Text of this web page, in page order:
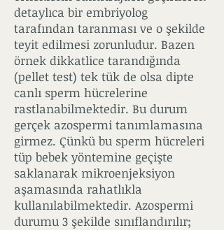
detaylıca bir embriyolog
tarafından taranması ve o şekilde
teyit edilmesi zorunludur. Bazen
örnek dikkatlice tarandığında
(pellet test) tek tük de olsa dipte
canlı sperm hücrelerine
rastlanabilmektedir. Bu durum
gerçek azospermi tanımlamasına
girmez. Çünkü bu sperm hücreleri
tüp bebek yöntemine geçişte
saklanarak mikroenjeksiyon
aşamasında rahatlıkla
kullanılabilmektedir. Azospermi
durumu 3 şekilde sınıflandırılır;